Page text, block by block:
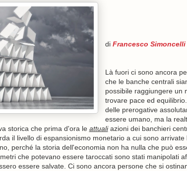
di Francesco Simoncelli
Là fuori ci sono ancora
che le banche centrali
possibile raggiungere un
trovare pace ed
delle prerogative
essere umano, ma la
storica che prima d'ora le attualiazioni dei banchieri
il livello di espansionismo monetario a cui sono
perché la storia dell'economia non ha nulla che può
che potevano essere taroccati sono stati manipolati
essere salvate. Ci sono ancora persone che si